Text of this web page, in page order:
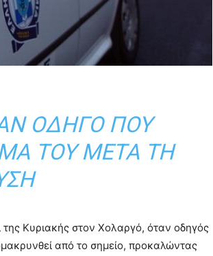
ΟΔΗΓΌ ΠΟΥ
ΤΟΥ ΜΕΤΆ ΤΗ
της Κυριακής στον Χολαργό, όταν οδηγός
από το σημείο, προκαλώντας